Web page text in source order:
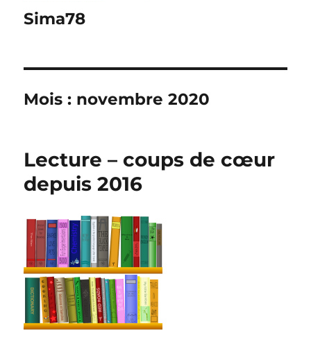
Sima78
Mois : novembre 2020
Lecture – coups de cœur
depuis 2016